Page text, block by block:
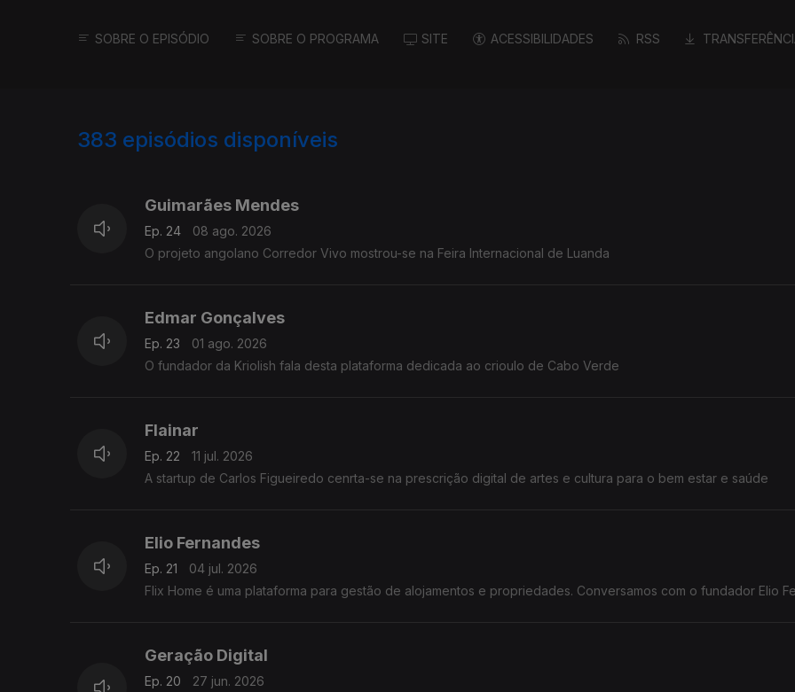
SOBRE O EPISÓDIO SOBRE O PROGRAMA SITE ACESSIBILIDADES RSS
383 episódios disponíveis
Guimarães Mendes
Ep. 24
08 ago. 2026
O projeto angolano Corredor Vivo mostrou-se na Feira Internacional de Luanda
Edmar Gonçalves
Ep. 23
01 ago. 2026
O fundador da Kriolish fala desta plataforma dedicada ao crioulo de Cabo Verde
Flainar
Ep. 22
11 jul. 2026
A startup de Carlos Figueiredo cenrta-se na prescrição digital de artes e cultura para o bem estar e saúde
Elio Fernandes
Ep. 21
04 jul. 2026
Flix Home é uma plataforma para gestão de alojamentos e propriedades. Conversamos com o fundador Elio
Geração Digital
Ep. 20
27 jun. 2026